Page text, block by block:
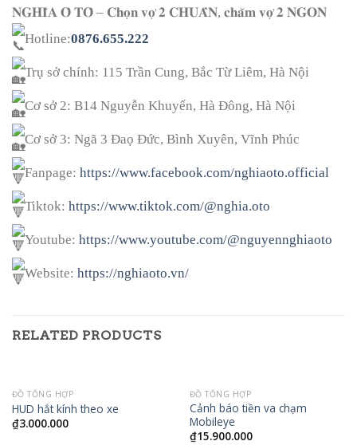
𝐍𝐆𝐇𝐈̃𝐀 𝐎̂ 𝐓𝐎̂ – 𝐂𝐡𝐨̣𝐧 𝐯𝐨̛̣ 𝟐 𝐂𝐇𝐔𝐀̂̉𝐍, 𝐜𝐡𝐚̆𝐦 𝐯𝐨̛̣ 𝟐 𝐍𝐆𝐎𝐍
Hotline:0876.655.222
Trụ sở chính: 115 Trần Cung, Bắc Từ Liêm, Hà Nội
Cơ sở 2: B14 Nguyễn Khuyến, Hà Đông, Hà Nội
Cơ sở 3: Ngã 3 Đaọ Đức, Bình Xuyên, Vĩnh Phúc
Fanpage: https://www.facebook.com/nghiaoto.official
Tiktok: https://www.tiktok.com/@nghia.oto
Youtube: https://www.youtube.com/@nguyennghiaoto
Website: https://nghiaoto.vn/
RELATED PRODUCTS
ĐỒ TỔNG HỢP
HUD hắt kính theo xe
₫3.000.000
ĐỒ TỔNG HỢP
Cảnh báo tiền va chạm
Mobileye
₫15.900.000